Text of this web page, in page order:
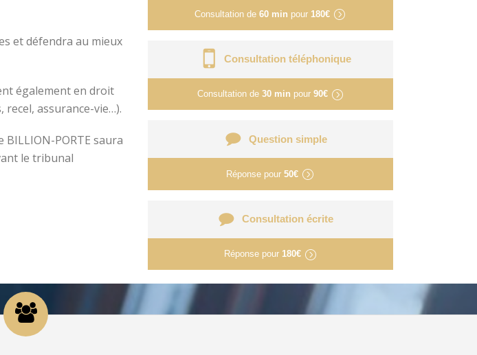
et défendra au mieux
également en droit
recel, assurance-vie…).
PORTE saura
le tribunal
Consultation de60 min pour 180€
Consultation téléphonique
Consultation de 30 min pour 90€
Question simple
Réponse pour50€
Consultation écrite
Réponse pour 180€